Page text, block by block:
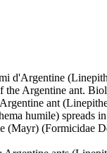
d'Argentine
the Argentine ant.
ant
humile) spreads
(Mayr) (Formicidae